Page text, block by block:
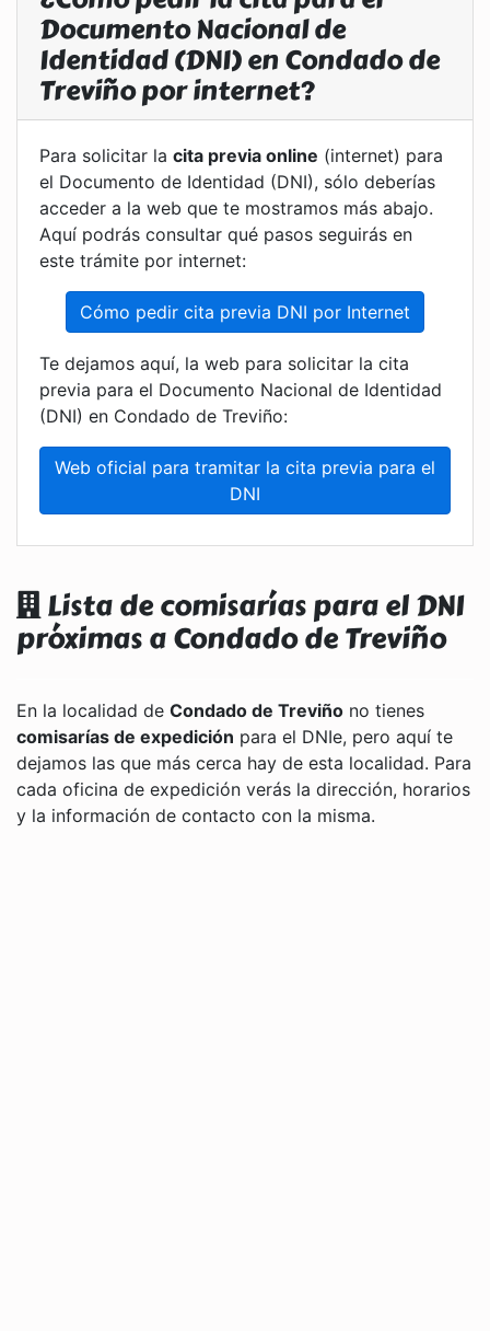
Documento Nacional de
Identidad (DNI) en Condado de
Treviño por internet?
Para solicitar la cita previa online (internet) para
el Documento de Identidad (DNI), sólo deberías
acceder a la web que te mostramos más abajo.
Aquí podrás consultar qué pasos seguirás en
este trámite por internet:
Cómo pedir cita previa DNI por Internet
Te dejamos aquí, la web para solicitar la cita
previa para el Documento Nacional de Identidad
(DNI) en Condado de Treviño:
Web oficial para tramitar la cita previa para el
DNI
Lista de comisarías para el DNI
próximas a Condado de Treviño
En la localidad de Condado de Treviño no tienes
comisarías de expedición para el DNIe, pero aquí te
dejamos las que más cerca hay de esta localidad. Para
cada oficina de expedición verás la dirección, horarios
y la información de contacto con la misma.